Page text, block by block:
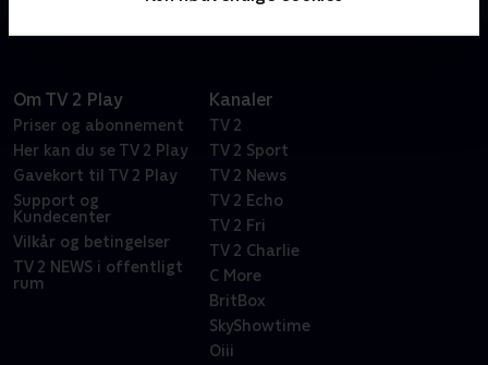
Om TV 2 Play
Priser og abonnement
Her kan du se TV 2 Play
Gavekort til TV 2 Play
Support og
Kundecenter
Vilkår og betingelser
TV 2 NEWS i offentligt
rum
Kanaler
TV 2
TV 2 Sport
TV 2 News
TV 2 Echo
TV 2 Fri
TV 2 Charlie
C More
BritBox
SkyShowtime
Oiii